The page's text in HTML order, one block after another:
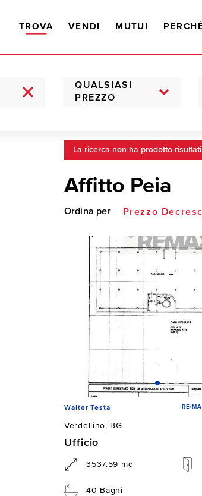
TROVA VENDI MUTUI
QUALSIASI
PREZZO
La ricerca non ha prodotto
Affitto Peia
Ordina per Prezzo
Walter Testa RE/
Verdellino, BG
Ufficio
3537.59 mq
40 Bagni